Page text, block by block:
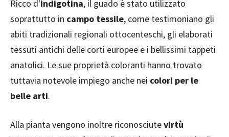
Ricco d'indigotina, il guado è stato utilizzato
soprattutto in campo tessile, come testimoniano gli
abiti tradizionali regionali ottocenteschi, gli elaborati
tessuti antichi delle corti europee e i bellissimi tappeti
anatolici. Le sue proprietà coloranti hanno trovato
tuttavia notevole impiego anche nei colori per le
belle arti.
Alla pianta vengono inoltre riconosciutevirtù